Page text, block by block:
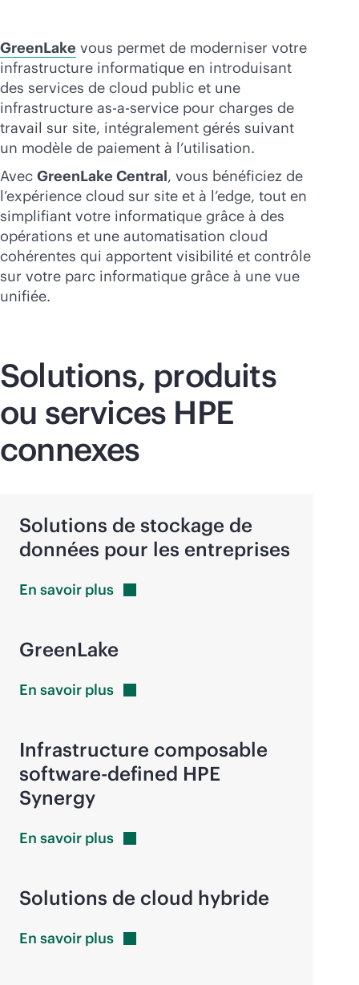
GreenLake vous permet de moderniser votre
infrastructure informatique en introduisant
des services de cloud public et une
infrastructure as-a-service pour charges de
travail sur site, intégralement gérés suivant
un modèle de paiement à l’utilisation.
Avec GreenLake Central, vous bénéficiez de
l’expérience cloud sur site et à l’edge, tout en
simplifiant votre informatique grâce à des
opérations et une automatisation cloud
cohérentes qui apportent visibilité et contrôle
sur votre parc informatique grâce à une vue
unifiée.
Solutions, produits
ou services HPE
connexes
Solutions de stockage de
données pour les entreprises
En savoir plus
GreenLake
En savoir plus
Infrastructure composable
software-defined HPE
Synergy
En savoir plus
Solutions de cloud hybride
En savoir plus